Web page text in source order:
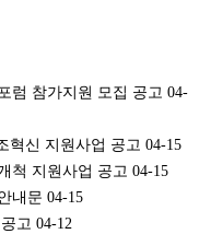
럼 참가지원 모집 공고 04-
혁신 지원사업 공고 04-15
척 지원사업 공고 04-15
내문 04-15
고 04-12